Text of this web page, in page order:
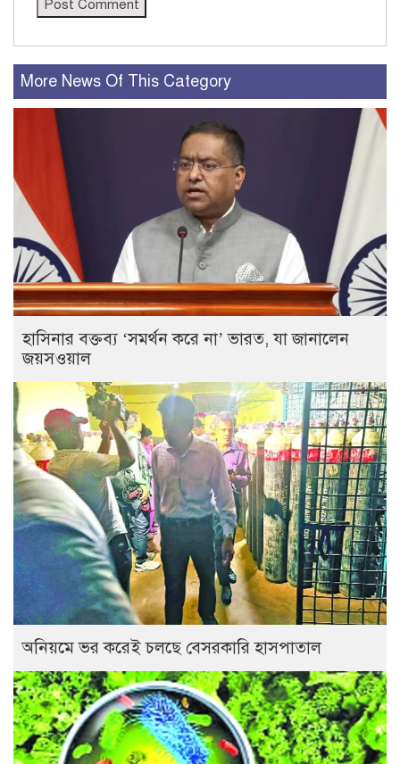
More News Of This Category
হাসিনার বক্তব্য ‘সমর্থন করে না’ ভারত, যা জানালেন
জয়সওয়াল
অনিয়মে ভর করেই চলছে বেসরকারি হাসপাতাল